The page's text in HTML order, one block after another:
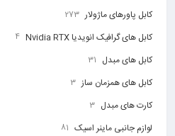
کابل پاورهای ماژولار 273
کابل های گرافیک انویدیا Nvidia RTX 4
کابل های مبدل 31
کابل های همزمان ساز 3
کارت های مبدل 3
لوازم جانبی ماینر اسیک 81